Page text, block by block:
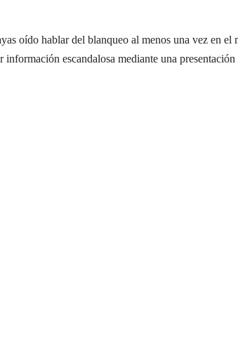
oído hablar del blanqueo al menos una vez en
escandalosa mediante una